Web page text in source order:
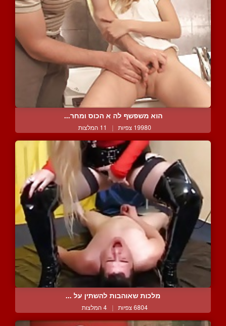
הוא משפשף לה א הכוס ומחר...
19980 צפיות | 11 המלצות
מלכות שאוהבות להשתין על ...
6804 צפיות | 4 המלצות